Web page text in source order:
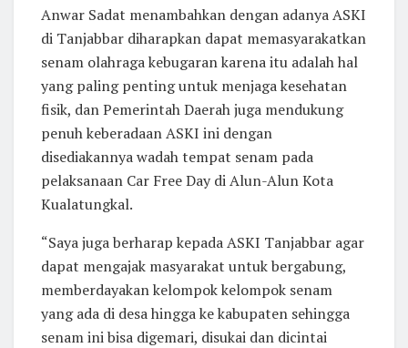
Anwar Sadat menambahkan dengan adanya ASKI
di Tanjabbar diharapkan dapat memasyarakatkan
senam olahraga kebugaran karena itu adalah hal
yang paling penting untuk menjaga kesehatan
fisik, dan Pemerintah Daerah juga mendukung
penuh keberadaan ASKI ini dengan
disediakannya wadah tempat senam pada
pelaksanaan Car Free Day di Alun-Alun Kota
Kualatungkal.
“Saya juga berharap kepada ASKI Tanjabbar agar
dapat mengajak masyarakat untuk bergabung,
memberdayakan kelompok kelompok senam
yang ada di desa hingga ke kabupaten sehingga
senam ini bisa digemari, disukai dan dicintai